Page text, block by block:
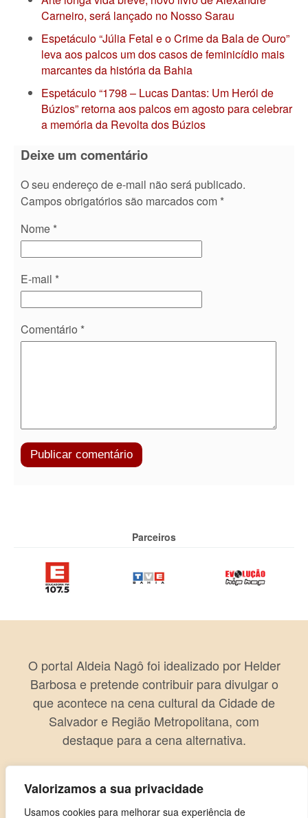
Valorizamos a sua privacidade
Usamos cookies para melhorar sua experiência de
Carneiro, será lançado no Nosso Sarau
Espetáculo “Júlia Fetal e o Crime da Bala de Ouro”
leva aos palcos um dos casos de feminicídio mais
marcantes da história da Bahia
Espetáculo “1798 – Lucas Dantas: Um Herói de
Búzios” retorna aos palcos em agosto para celebrar
a memória da Revolta dos Búzios
Deixe um comentário
O seu endereço de e-mail não será publicado.
Campos obrigatórios são marcados com *
Nome *
E-mail *
Comentário *
Parceiros
O portal Aldeia Nagô foi idealizado por Helder
Barbosa e pretende contribuir para divulgar o
que acontece na cena cultural da Cidade de
Salvador e Região Metropolitana, com
destaque para a cena alternativa.